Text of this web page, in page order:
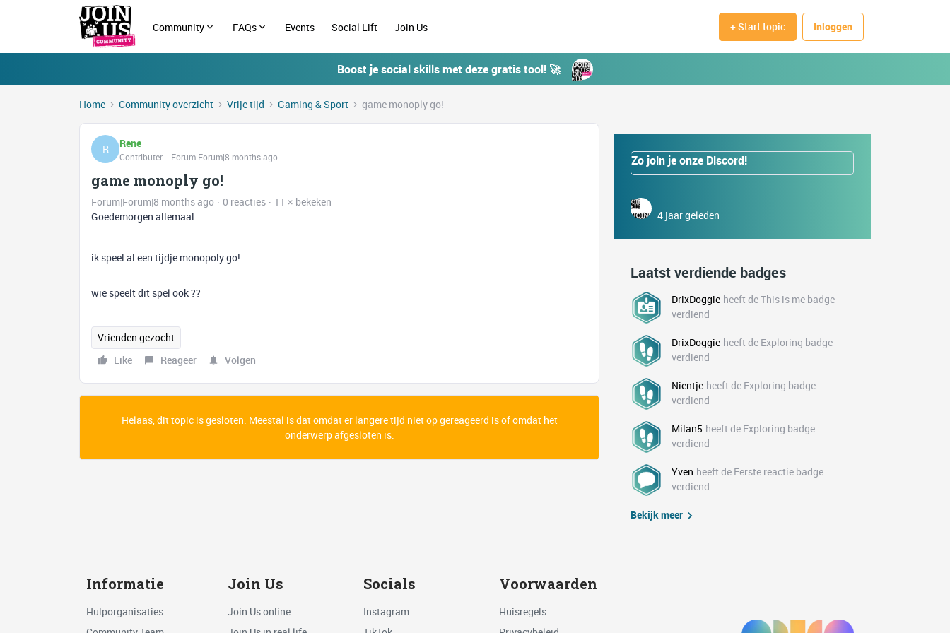
Community FAQs Events Social Lift Join Us + Start topic Inloggen
Boost je social skills met deze gratis tool! 🚀
Home Community overzicht Vrije tijd Gaming & Sport game monoply go!
R Rene
Contributer Forum|Forum|8 months ago
game monoply go!
Forum|Forum|8 months ago 0 reacties
11 × bekeken
Goedemorgen allemaal
ik speel al een tijdje monopoly go!
wie speelt dit spel ook ??
Vrienden gezocht
Like
Reageer Volgen
Helaas, dit topic is gesloten. Meestal is dat omdat er langere tijd niet op gereageerd is of omdat het
onderwerp afgesloten is.
Zo join je onze Discord!
4 jaar geleden
Laatst verdiende badges
DrixDoggie heeft de This is me badge
verdiend
DrixDoggie heeft de Exploring badge
verdiend
Nientje heeft de Exploring badge
verdiend
Milan5 heeft de Exploring badge
verdiend
Yven heeft de Eerste reactie badge
verdiend
Bekijk meer
Informatie
Hulporganisaties
Join Us
Join Us online
Socials
Instagram
Voorwaarden
Huisregels